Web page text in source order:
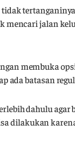
mencari jalan
membuka
ada batasan
dahulu
dilakukan